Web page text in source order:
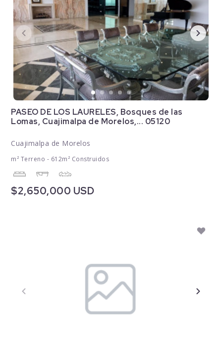
PASEO DE LOS LAURELES, Bosques de las
Lomas, Cuajimalpa de Morelos,... 05120
Cuajimalpa de Morelos
m² Terreno - 612m² Construidos
$2,650,000 USD